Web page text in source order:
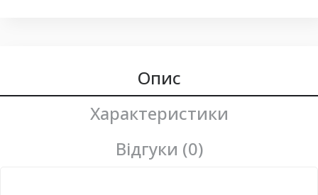
Опис
Характеристики
Відгуки (0)